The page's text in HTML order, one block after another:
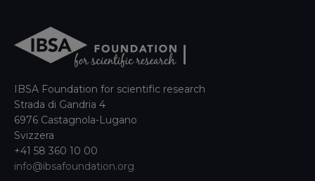
IBSA Foundation for scientific research
Strada di Gandria 4
6976 Castagnola-Lugano
Svizzera
+41 58 360 10 00
info@ibsafoundation.org